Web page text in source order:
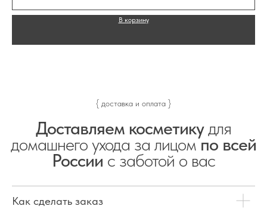
В корзину
{ доставка и оплата }
Доставляем косметикудля
домашнего ухода за лицомпо всей
России с заботой о вас
Как сделать заказ